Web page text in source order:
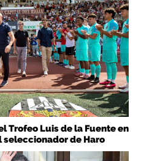
Trofeo Luis de la Fuente en
seleccionador de Haro